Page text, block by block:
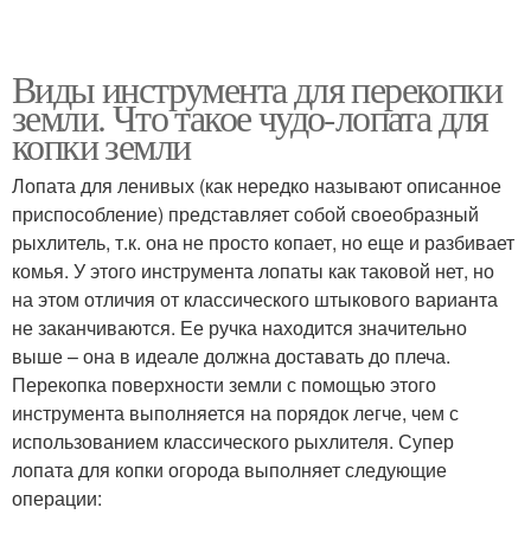
Виды инструмента для перекопки
земли. Что такое чудо-лопата для
копки земли
Лопата для ленивых (как нередко называют описанное
приспособление) представляет собой своеобразный
рыхлитель, т.к. она не просто копает, но еще и разбивает
комья. У этого инструмента лопаты как таковой нет, но
на этом отличия от классического штыкового варианта
не заканчиваются. Ее ручка находится значительно
выше – она в идеале должна доставать до плеча.
Перекопка поверхности земли с помощью этого
инструмента выполняется на порядок легче, чем с
использованием классического рыхлителя. Супер
лопата для копки огорода выполняет следующие
операции: